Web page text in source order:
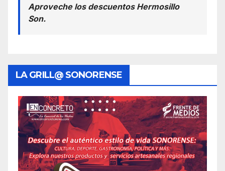
Aproveche los descuentos Hermosillo
Son.
LA GRILL@ SONORENSE